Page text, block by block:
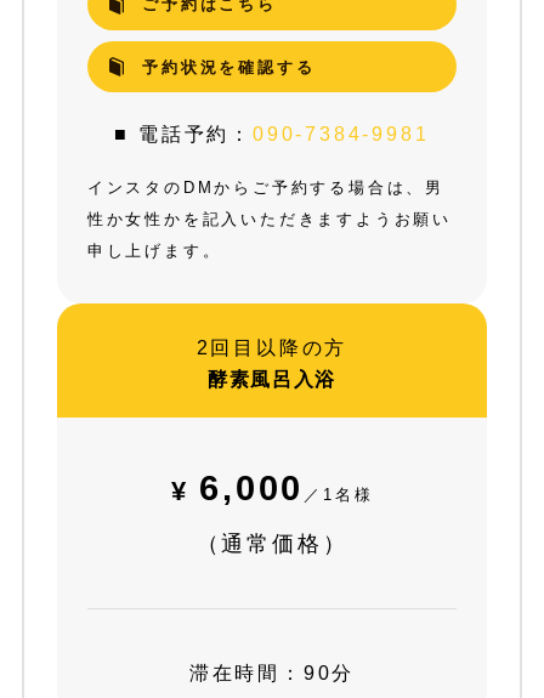
ご予約はこちら
予約状況を確認する
■ 電話予約：090-7384-9981
インスタのDMからご予約する場合は、男
性か女性かを記入いただきますようお願い
申し上げます。
2回目以降の方
酵素風呂入浴
¥ 6,000 ／1名様
（通常価格）
滞在時間：90分